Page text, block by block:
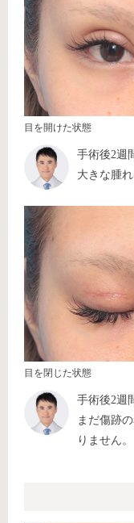
目を開けた状態
手術後2週
大きな腫
目を閉じた状態
手術後2週
まだ傷跡
りません。